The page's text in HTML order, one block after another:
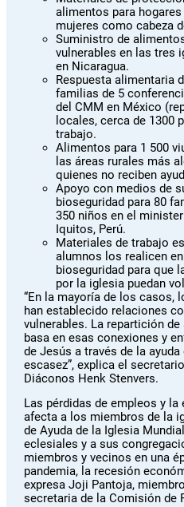
alimentos para
mujeres como cabeza
Suministro de
vulnerables en las tres
en Nicaragua.
Respuesta alimentaria
familias de 5
del CMM en México
locales, cerca de 1300
trabajo.
Alimentos para 1 500
las áreas rurales más
quienes no reciben
Apoyo con medios de
bioseguridad para 80
350 niños en el
Iquitos, Perú.
Materiales de trabajo
alumnos los realicen
bioseguridad para que
por la iglesia puedan
“En la mayoría de los casos,
han establecido relaciones
vulnerables. La repartición
basa en esas conexiones y
de Jesús a través de la
escasez”, explica el
Diáconos Henk Stenvers.
Las pérdidas de empleos y
afecta a los miembros de la
de Ayuda de la Iglesia
eclesiales y a sus
miembros y vecinos en una
pandemia, la recesión
expresa Joji Pantoja,
secretaria de la Comisión de